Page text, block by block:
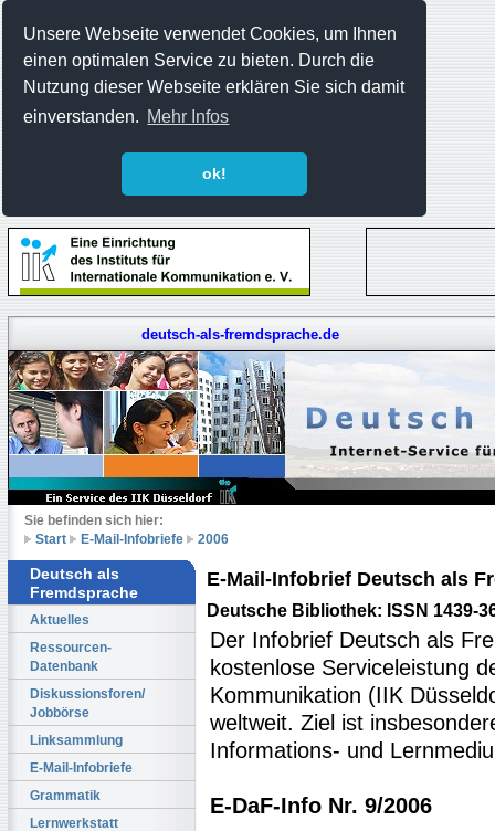
Unsere Webseite verwendet Cookies, um Ihnen
einen optimalen Service zu bieten. Durch die
Nutzung dieser Webseite erklären Sie sich damit
einverstanden. Mehr Infos
ok!
deutsch-als-fremdsprache.de
Sie befinden sich hier:
Start
E-Mail-Infobriefe 2006
Deutsch als
Fremdsprache
Aktuelles
Ressourcen-
Datenbank
Diskussionsforen/
Jobbörse
Linksammlung
E-Mail-Infobriefe
Grammatik
Lernwerkstatt
E-Mail-Infobrief Deutsch als
Deutsche Bibliothek: ISSN 1439-
Der Infobrief Deutsch als
kostenlose Serviceleistung
Kommunikation (IIK
weltweit. Ziel ist
Informations- und
E-DaF-Info Nr. 9/2006